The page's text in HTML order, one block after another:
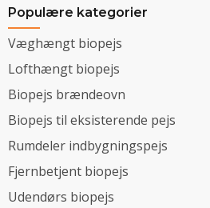
Populære kategorier
Væghængt biopejs
Lofthængt biopejs
Biopejs brændeovn
Biopejs til eksisterende pejs
Rumdeler indbygningspejs
Fjernbetjent biopejs
Udendørs biopejs